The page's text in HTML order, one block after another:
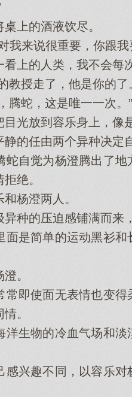
上的酒液饮尽。
来说很重要，你跟我
上的人类，我不会每
授走了，他是你的了
蛇，这是唯一一次。”
放到容乐身上，像是
任由两个异种决定自
自觉为杨澄腾出了地
绝。
杨澄两人。
的压迫感铺满而来，
是简单的运动黑衫和
。
使面无表情也变得
。
生物的冷血气场和淡
兴趣不同，以容乐对